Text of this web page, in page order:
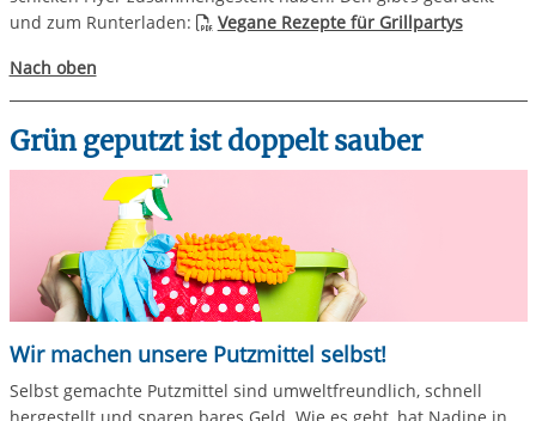
und zum Runterladen:
Vegane Rezepte für Grillpartys
Nach oben
Grün geputzt ist doppelt sauber
Wir machen unsere Putzmittel selbst!
Selbst gemachte Putzmittel sind umweltfreundlich, schnell